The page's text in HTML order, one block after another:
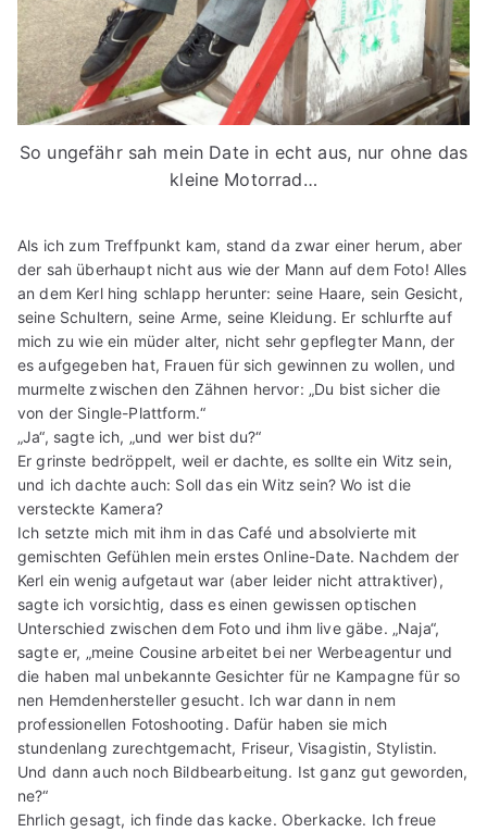
So ungefähr sah mein Date in echt aus, nur ohne das
kleine Motorrad…
Als ich zum Treffpunkt kam, stand da zwar einer herum, aber
der sah überhaupt nicht aus wie der Mann auf dem Foto! Alles
an dem Kerl hing schlapp herunter: seine Haare, sein Gesicht,
seine Schultern, seine Arme, seine Kleidung. Er schlurfte auf
mich zu wie ein müder alter, nicht sehr gepflegter Mann, der
es aufgegeben hat, Frauen für sich gewinnen zu wollen, und
murmelte zwischen den Zähnen hervor: „Du bist sicher die
von der Single-Plattform.“
„Ja“, sagte ich, „und wer bist du?“
Er grinste bedröppelt, weil er dachte, es sollte ein Witz sein,
und ich dachte auch: Soll das ein Witz sein? Wo ist die
versteckte Kamera?
Ich setzte mich mit ihm in das Café und absolvierte mit
gemischten Gefühlen mein erstes Online-Date. Nachdem der
Kerl ein wenig aufgetaut war (aber leider nicht attraktiver),
sagte ich vorsichtig, dass es einen gewissen optischen
Unterschied zwischen dem Foto und ihm live gäbe. „Naja“,
sagte er, „meine Cousine arbeitet bei ner Werbeagentur und
die haben mal unbekannte Gesichter für ne Kampagne für so
nen Hemdenhersteller gesucht. Ich war dann in nem
professionellen Fotoshooting. Dafür haben sie mich
stundenlang zurechtgemacht, Friseur, Visagistin, Stylistin.
Und dann auch noch Bildbearbeitung. Ist ganz gut geworden,
ne?“
Ehrlich gesagt, ich finde das kacke. Oberkacke. Ich freue